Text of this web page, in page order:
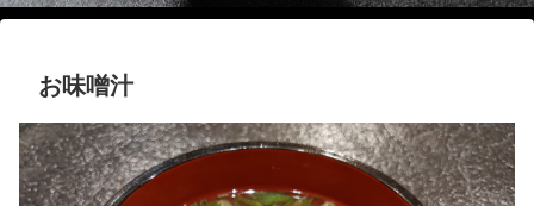
お味噌汁